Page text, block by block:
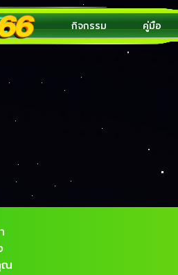
กิจกรรม คู่มือ
มสร้างคิวอาร์โค้ดส
23
และ URL กันเป็นอย่างดีแล้วใ
ณ